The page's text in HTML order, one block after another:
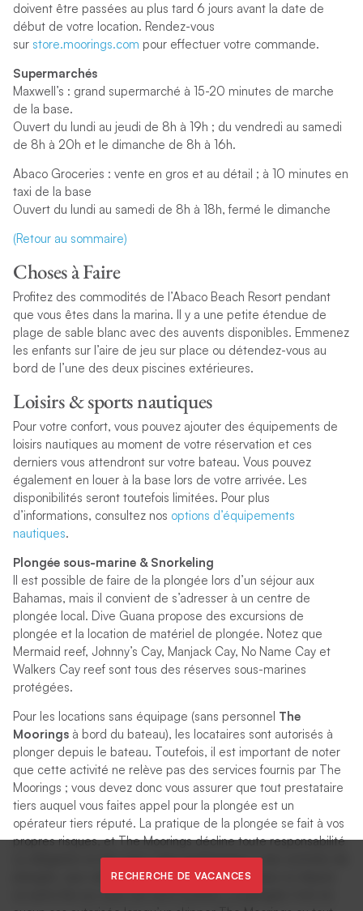
doivent être passées au plus tard 6 jours avant la date de
début de votre location. Rendez-vous
sur store.moorings.com pour effectuer votre commande.
Supermarchés
Maxwell’s : grand supermarché à 15-20 minutes de marche
de la base.
Ouvert du lundi au jeudi de 8h à 19h ; du vendredi au samedi
de 8h à 20h et le dimanche de 8h à 16h.
Abaco Groceries : vente en gros et au détail ; à 10 minutes en
taxi de la base
Ouvert du lundi au samedi de 8h à 18h, fermé le dimanche
(Retour au sommaire)
Choses à Faire
Profitez des commodités de l’Abaco Beach Resort pendant
que vous êtes dans la marina. Il y a une petite étendue de
plage de sable blanc avec des auvents disponibles. Emmenez
les enfants sur l’aire de jeu sur place ou détendez-vous au
bord de l’une des deux piscines extérieures.
Loisirs & sports nautiques
Pour votre confort, vous pouvez ajouter des équipements de
loisirs nautiques au moment de votre réservation et ces
derniers vous attendront sur votre bateau. Vous pouvez
également en louer à la base lors de votre arrivée. Les
disponibilités seront toutefois limitées. Pour plus
d’informations, consultez nos options d’équipements
nautiques.
Plongée sous-marine & Snorkeling
Il est possible de faire de la plongée lors d’un séjour aux
Bahamas, mais il convient de s’adresser à un centre de
plongée local. Dive Guana propose des excursions de
plongée et la location de matériel de plongée. Notez que
Mermaid reef, Johnny’s Cay, Manjack Cay, No Name Cay et
Walkers Cay reef sont tous des réserves sous-marines
protégées.
Pour les locations sans équipage (sans personnel The
Mooringsà bord du bateau), les locataires sont autorisés à
plonger depuis le bateau. Toutefois, il est important de noter
que cette activité ne relève pas des services fournis par The
Moorings ; vous devez donc vous assurer que tout prestataire
tiers auquel vous faites appel pour la plongée est un
opérateur tiers réputé. La pratique de la plongée se fait à vos
propres risques, et The Moorings décline toute responsabilité
ou obligation en lien avec votre participation à des activités de
plongée, que celles-ci aient lieu depuis le bateau ou depuis
un autre lieu au cours de votre location. La plongée n’est en
RECHERCHE DE VACANCES